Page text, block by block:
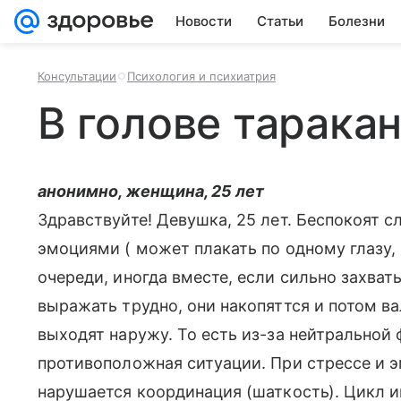
Новости Статьи Болезни
Консультации Психология и психиатрия
В голове
анонимно, женщина, 25 лет
Здравствуйте! Девушка, 25 лет. Беспокоят
эмоциями ( может плакать по одному
очереди, иногда вместе, если сильно
выражать трудно, они накопяттся и потом
выходят наружу. То есть из-за
противоположная ситуации. При стрессе и
нарушается координация (шаткость). Цикл